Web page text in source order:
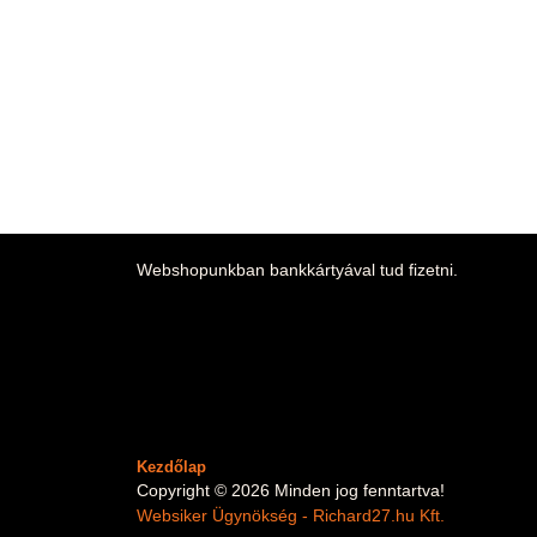
Webshopunkban bankkártyával tud fizetni.
Kezdőlap
Copyright © 2026 Minden jog fenntartva!
Websiker Ügynökség - Richard27.hu Kft.